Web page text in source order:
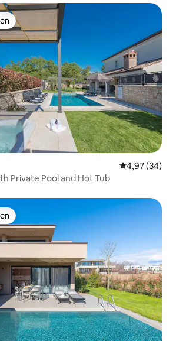
Gemiddelde
4,97 (34)
Private Pool and Hot Tub